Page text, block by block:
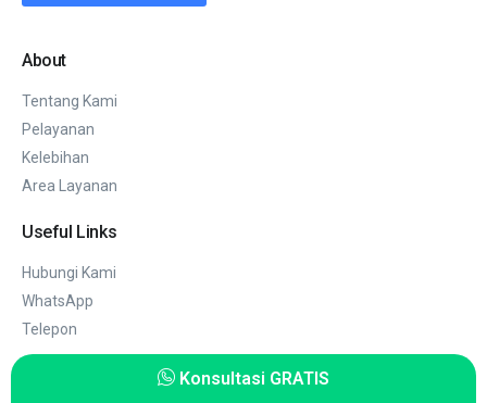
About
Tentang Kami
Pelayanan
Kelebihan
Area Layanan
Useful Links
Hubungi Kami
WhatsApp
Telepon
Konsultasi GRATIS